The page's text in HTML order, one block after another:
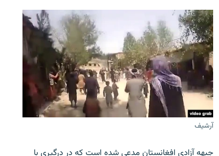
آرشیف
جبهه آزادی افغانستان مدعی شده است که در درگیری با